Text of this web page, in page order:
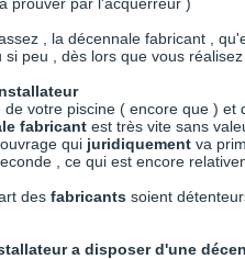
, la décennale fabricant ,
peu , dès lors que vous
votre piscine ( encore que )
fabricant est très vite sans
qui juridiquement va
, ce qui est encore
des fabricants soient
a disposer d'une